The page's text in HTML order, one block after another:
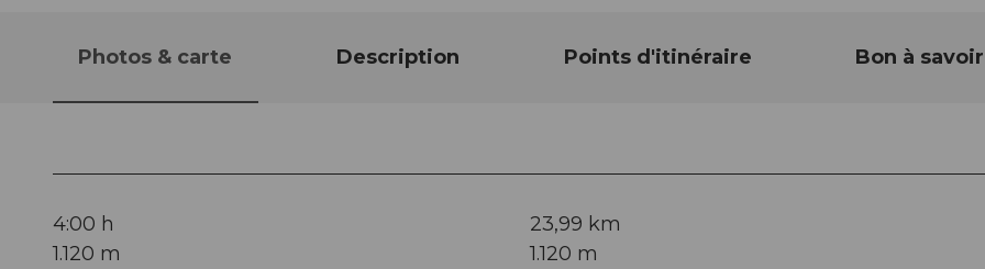
Photos & carte Description Points d'itinéraire Bon à savoir
4:00 h
23,99 km
1.120 m
1.120 m